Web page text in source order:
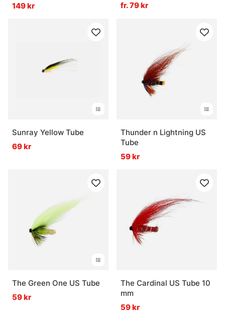
149 kr
fr. 79 kr
Sunray Yellow Tube
69 kr
Thunder n Lightning US
Tube
59 kr
The Green One US Tube
59 kr
The Cardinal US Tube 10
mm
59 kr